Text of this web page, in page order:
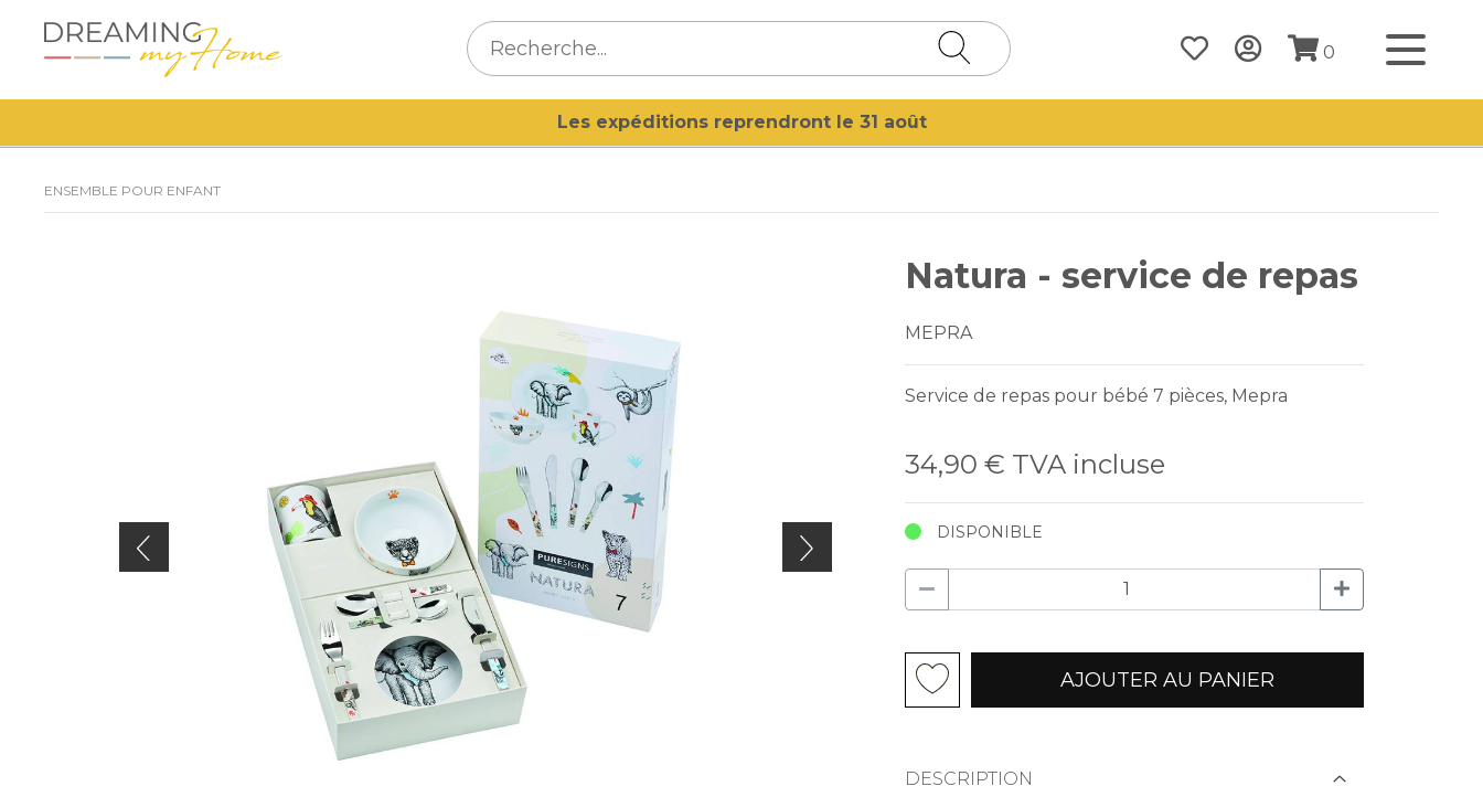
0
Les expéditions reprendront le 31 août
ENSEMBLE POUR ENFANT
Natura - service de repas
MEPRA
Service de repas pour bébé 7 pièces, Mepra
34,90 € TVA incluse
DISPONIBLE
AJOUTER AU PANIER
DESCRIPTION